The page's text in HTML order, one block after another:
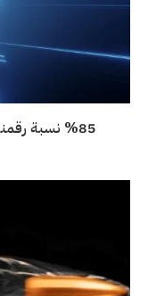
%85 نسبة رقمنة الخدمات الحكومية منذ بداية العام